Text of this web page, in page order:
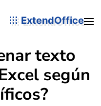
ExtendOffice
texto
según